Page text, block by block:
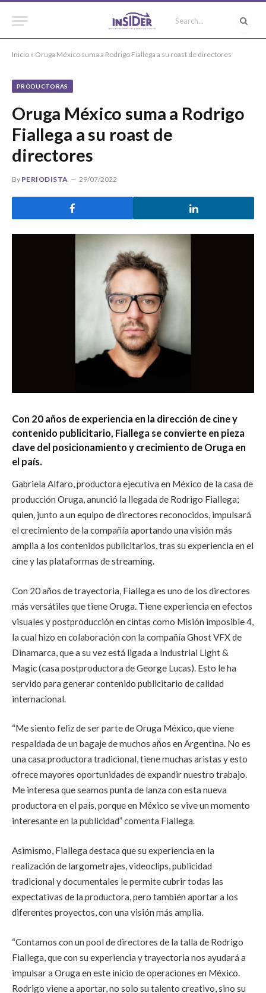
Inicio » Oruga México suma a Rodrigo Fiallega a su roast de directores
PRODUCTORAS
Oruga México suma a Rodrigo
Fiallega a su roast de
directores
By PERIODISTA 29/07/2022
Con 20 años de experiencia en la dirección de cine y
contenido publicitario, Fiallega se convierte en pieza
clave del posicionamiento y crecimiento de Oruga en
el país.
Gabriela Alfaro, productora ejecutiva en México de la casa de
producción Oruga, anunció la llegada de Rodrigo Fiallega;
quien, junto a un equipo de directores reconocidos, impulsará
el crecimiento de la compañía aportando una visión más
amplia a los contenidos publicitarios, tras su experiencia en el
cine y las plataformas de streaming.
Con 20 años de trayectoria, Fiallega es uno de los directores
más versátiles que tiene Oruga. Tiene experiencia en efectos
visuales y postproducción en cintas como Misión imposible 4,
la cual hizo en colaboración con la compañía Ghost VFX de
Dinamarca, que a su vez está ligada a Industrial Light &
Magic (casa postproductora de George Lucas). Esto le ha
servido para generar contenido publicitario de calidad
internacional.
“Me siento feliz de ser parte de Oruga México, que viene
respaldada de un bagaje de muchos años en Argentina. No es
una casa productora tradicional, tiene muchas aristas y esto
ofrece mayores oportunidades de expandir nuestro trabajo.
Me interesa que seamos punta de lanza con esta nueva
productora en el país, porque en México se vive un momento
interesante en la publicidad” comenta Fiallega.
Asimismo, Fiallega destaca que su experiencia en la
realización de largometrajes, videoclips, publicidad
tradicional y documentales le permite cubrir todas las
expectativas de la productora, pero también aportar a los
diferentes proyectos, con una visión más amplia.
“Contamos con un pool de directores de la talla de Rodrigo
Fiallega, que con su experiencia y trayectoria nos ayudará a
impulsar a Oruga en este inicio de operaciones en México.
Rodrigo viene a aportar, no solo su talento creativo, sino su